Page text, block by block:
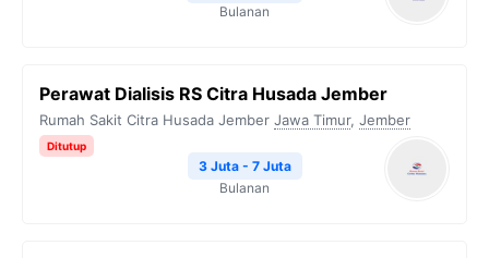
Bulanan
Perawat Dialisis RS Citra Husada Jember
Rumah Sakit Citra Husada Jember Jawa Timur, Jember
Ditutup
3 Juta - 7 Juta
Bulanan